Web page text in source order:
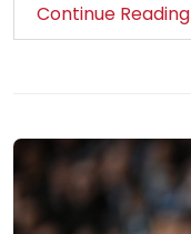
Continue Reading